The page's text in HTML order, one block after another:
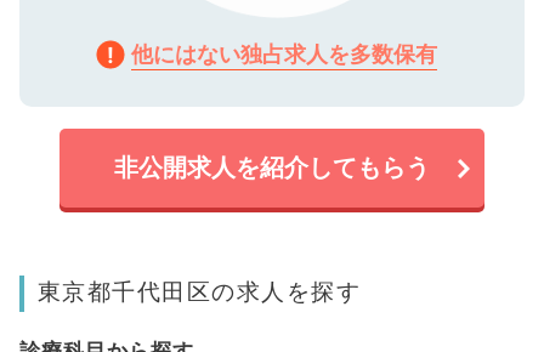
他にはない独占求人を多数保有
非公開求人を紹介してもらう
東京都千代田区の求人を探す